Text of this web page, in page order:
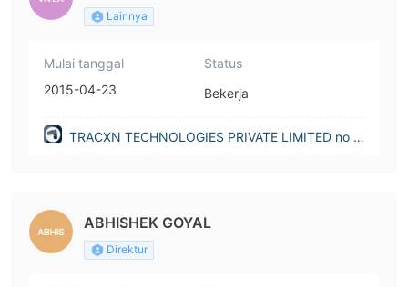
Lainnya
Mulai tanggal
2015-04-23
Status
Bekerja
TRACXN TECHNOLOGIES PRIVATE LIMITED no lo
ABHISHEK GOYAL
Direktur